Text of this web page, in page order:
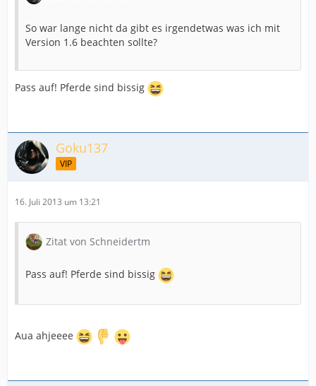
So war lange nicht da gibt es irgendetwas was ich mit
Version 1.6 beachten sollte?
Pass auf! Pferde sind bissig
Goku137
VIP
16. Juli 2013 um 13:21
Zitat von Schneidertm
Pass auf! Pferde sind bissig
Aua ahjeeee